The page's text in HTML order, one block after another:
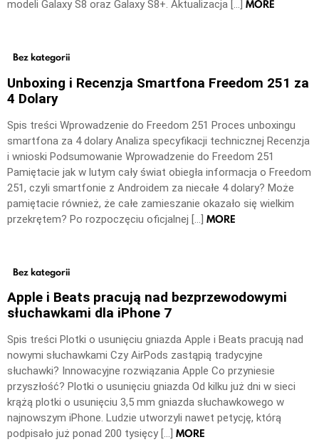
modeli Galaxy S8 oraz Galaxy S8+. Aktualizacja […] MORE
Bez kategorii
Unboxing i Recenzja Smartfona Freedom 251 za
4 Dolary
Spis treści Wprowadzenie do Freedom 251 Proces unboxingu
smartfona za 4 dolary Analiza specyfikacji technicznej Recenzja
i wnioski Podsumowanie Wprowadzenie do Freedom 251
Pamiętacie jak w lutym cały świat obiegła informacja o Freedom
251, czyli smartfonie z Androidem za niecałe 4 dolary? Może
pamiętacie również, że całe zamieszanie okazało się wielkim
przekrętem? Po rozpoczęciu oficjalnej […] MORE
Bez kategorii
Apple i Beats pracują nad bezprzewodowymi
słuchawkami dla iPhone 7
Spis treści Plotki o usunięciu gniazda Apple i Beats pracują nad
nowymi słuchawkami Czy AirPods zastąpią tradycyjne
słuchawki? Innowacyjne rozwiązania Apple Co przyniesie
przyszłość? Plotki o usunięciu gniazda Od kilku już dni w sieci
krążą plotki o usunięciu 3,5 mm gniazda słuchawkowego w
najnowszym iPhone. Ludzie utworzyli nawet petycję, którą
podpisało już ponad 200 tysięcy […] MORE